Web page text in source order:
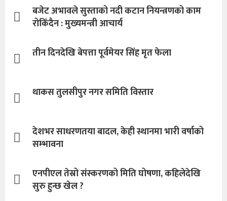
बजेट अभावले सुस्ताको नदी कटान नियन्त्रणको काम
रोकिँदैन : मुख्यमन्त्री आचार्य
तीन दिनदेखि बेपत्ता पूर्वमेयर सिंह मृत फेला
थाकस तुलसीपुर नगर समिति विस्तार
देशभर साधरणतया बादल, केही स्थानमा भारी वर्षाको
सम्भावना
एनपीएल तेस्रो संस्करणको मिति घोषणा, कहिलेदेखि
सुरु हुन्छ खेल ?